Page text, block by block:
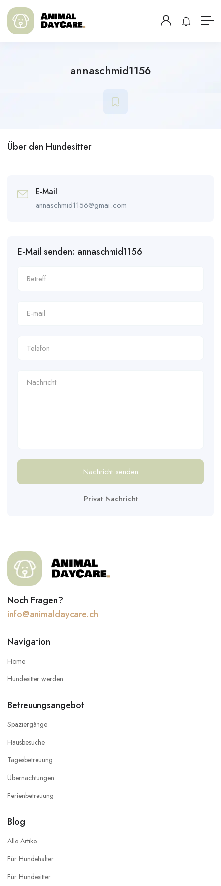
annaschmid1156
Über den Hundesitter
E-Mail
annaschmid1156@gmail.com
E-Mail senden: annaschmid1156
Nachricht senden
Privat Nachricht
Noch Fragen?
info@animaldaycare.ch
Navigation
Home
Hundesitter werden
Betreuungsangebot
Spaziergänge
Hausbesuche
Tagesbetreuung
Übernachtungen
Ferienbetreuung
Blog
Alle Artikel
Für Hundehalter
Für Hundesitter